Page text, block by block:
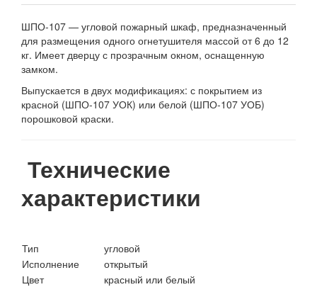
ШПО-107 — угловой пожарный шкаф, предназначенный
для размещения одного огнетушителя массой от 6 до 12
кг. Имеет дверцу с прозрачным окном, оснащенную
замком.
Выпускается в двух модификациях: с покрытием из
красной (ШПО-107 УОК) или белой (ШПО-107 УОБ)
порошковой краски.
Технические
характеристики
Тип
угловой
Исполнение
открытый
Цвет
красный или белый